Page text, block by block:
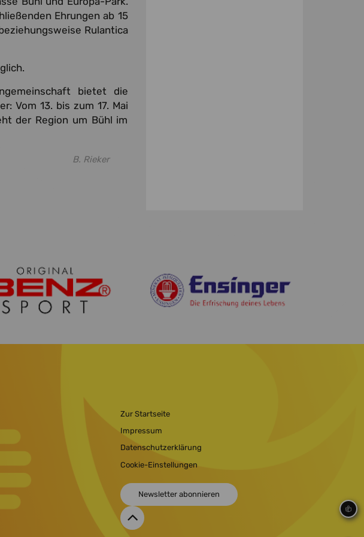
Ehrungen ab 15
Rulantica
bietet die
Vom 13. bis zum 17. Mai
der Region um Bühl im
B. Rieker
Zur Startseite
Impressum
Datenschutzerklärung
Cookie-Einstellungen
Newsletter abonnieren